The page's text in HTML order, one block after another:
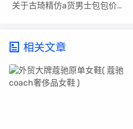
关于古琦精仿a货男士包包价格-古琦精仿a货男士包包价格是多少
相关文章